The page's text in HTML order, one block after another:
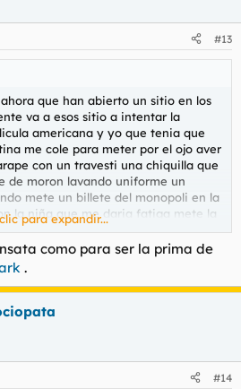
#13
que han abierto un sitio en los
va a esos sitio a intentar la
americana y yo que tenia que
me cole para meter por el ojo aver
con un travesti una chiquilla que
de moron lavando uniforme un
mete un billete del monopoli en la
la niña que me daria fatiga mete la
no lo recomiendo no me hablo
para expandir...
como para ser la prima de
.
#14